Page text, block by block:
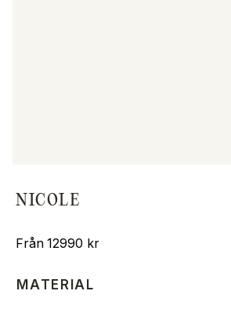
NICOLE
12990 kr
MATERIAL